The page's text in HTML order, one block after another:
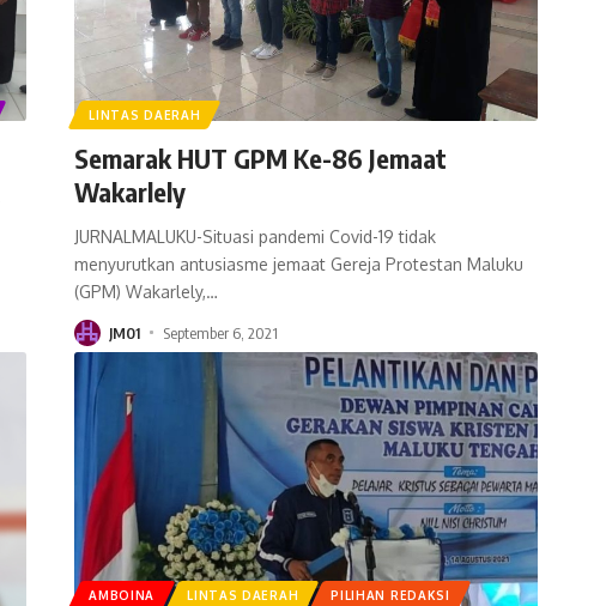
LINTAS DAERAH
Semarak HUT GPM Ke-86 Jemaat
Wakarlely
JURNALMALUKU-Situasi pandemi Covid-19 tidak
menyurutkan antusiasme jemaat Gereja Protestan Maluku
(GPM) Wakarlely,…
JM01 September 6, 2021
AMBOINA LINTAS DAERAH
PILIHAN REDAKSI